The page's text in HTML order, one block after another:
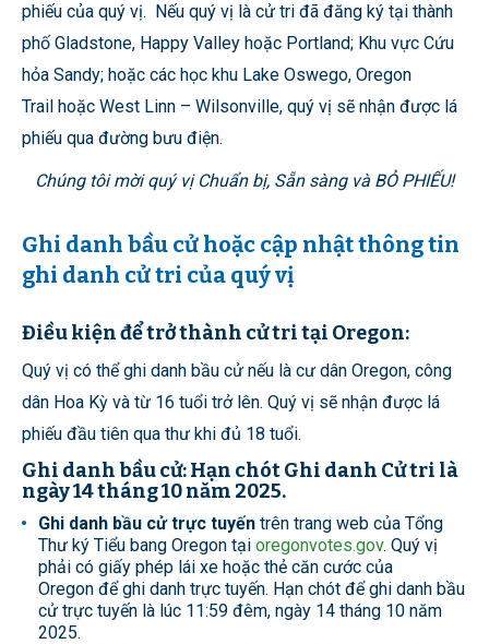
phiếu của quý vị. Nếu quý vị là cử tri đã đăng ký tại thành
phố Gladstone, Happy Valley hoặc Portland; Khu vực Cứu
hỏa Sandy; hoặc các học khu Lake Oswego, Oregon
Trail hoặc West Linn – Wilsonville, quý vị sẽ nhận được lá
phiếu qua đường bưu điện.
Chúng tôi mời quý vị Chuẩn bị, Sẵn sàng và BỎ PHIẾU!
Ghi danh bầu cử hoặc cập nhật thông tin
ghi danh cử tri của quý vị
Điều kiện để trở thành cử tri tại Oregon:
Quý vị có thể ghi danh bầu cử nếu là cư dân Oregon, công
dân Hoa Kỳ và từ 16 tuổi trở lên. Quý vị sẽ nhận được lá
phiếu đầu tiên qua thư khi đủ 18 tuổi.
Ghi danh bầu cử: Hạn chót Ghi danh Cử tri là
ngày 14 tháng 10 năm 2025.
Ghi danh bầu cử trực tuyến trên trang web của Tổng
Thư ký Tiểu bang Oregon tại oregonvotes.gov. Quý vị
phải có giấy phép lái xe hoặc thẻ căn cước của
Oregon để ghi danh trực tuyến. Hạn chót để ghi danh bầu
cử trực tuyến là lúc 11:59 đêm, ngày 14 tháng 10 năm
2025.